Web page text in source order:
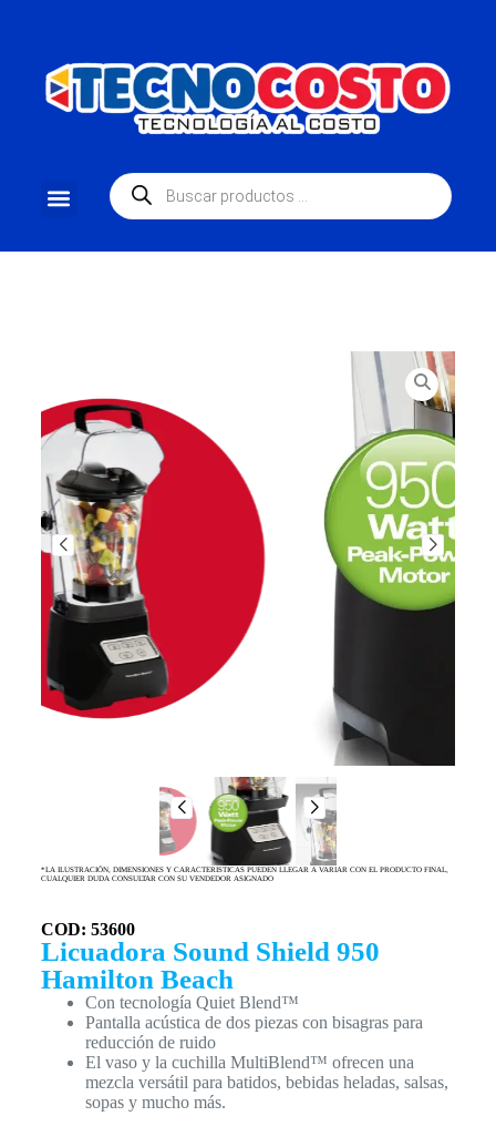
*LA ILUSTRACIÓN, DIMENSIONES Y CARACTERISTICAS PUEDEN LLEGAR A VARIAR CON EL PRODUCTO FINAL,
CUALQUIER DUDA CONSULTAR CON SU VENDEDOR ASIGNADO
COD: 53600
Licuadora Sound Shield 950
Hamilton Beach
Con tecnología Quiet Blend™
Pantalla acústica de dos piezas con bisagras para
reducción de ruido
El vaso y la cuchilla MultiBlend™ ofrecen una
mezcla versátil para batidos, bebidas heladas, salsas,
sopas y mucho más.